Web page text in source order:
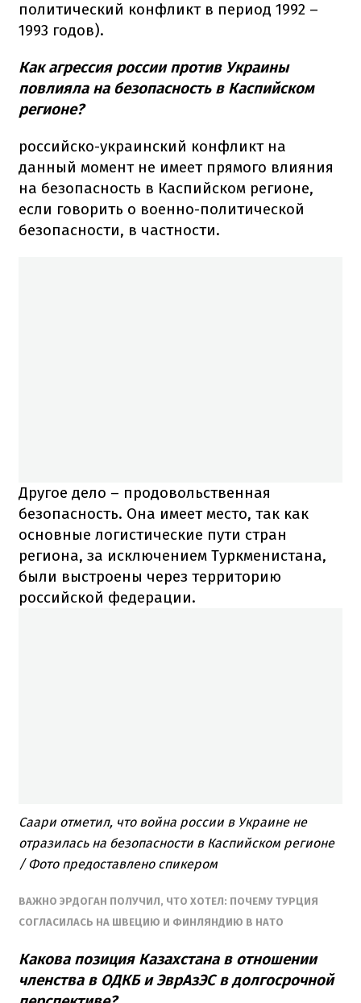
политический конфликт в период 1992 –
1993 годов).
Как агрессия россии против Украины
повлияла на безопасность в Каспийском
регионе?
российско-украинский конфликт на
данный момент не имеет прямого влияния
на безопасность в Каспийском регионе,
если говорить о военно-политической
безопасности, в частности.
Другое дело – продовольственная
безопасность. Она имеет место, так как
основные логистические пути стран
региона, за исключением Туркменистана,
были выстроены через территорию
российской федерации.
Саари отметил, что война россии в Украине не
отразилась на безопасности в Каспийском регионе
/ Фото предоставлено спикером
ВАЖНО ЭРДОГАН ПОЛУЧИЛ, ЧТО ХОТЕЛ: ПОЧЕМУ ТУРЦИЯ
СОГЛАСИЛАСЬ НА ШВЕЦИЮ И ФИНЛЯНДИЮ В НАТО
Какова позиция Казахстана в отношении
членства в ОДКБ и ЭврАзЭС в долгосрочной